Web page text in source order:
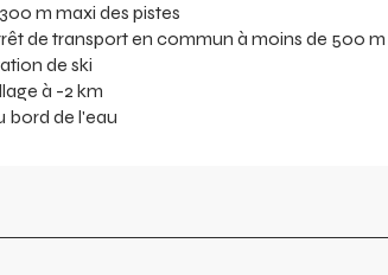
m maxi des pistes
de transport en commun à moins de 500 m
de ski
à -2 km
bord de l'eau